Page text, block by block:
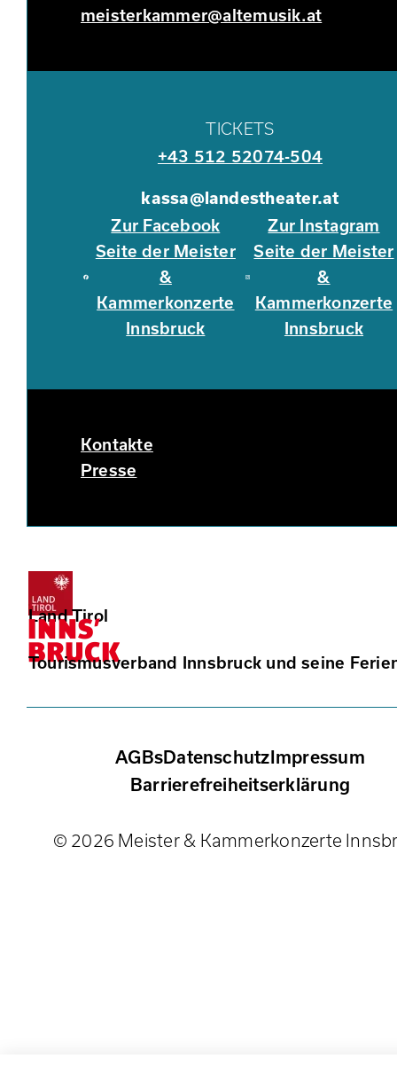
meisterkammer@altemusik.at
TICKETS
+43 512 52074-504
kassa@landestheater.at
Zur Facebook
Seite der Meister
&
Kammerkonzerte
Innsbruck
Zur Instagram
Seite der Meister
&
Kammerkonzerte
Innsbruck
Kontakte
Presse
Land Tirol
Tourismusverband Innsbruck und seine
AGBsDatenschutzImpressum
Barrierefreiheitserklärung
© 2026 Meister & Kammerkonzerte